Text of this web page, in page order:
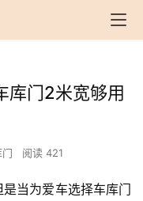
库门2米宽够用
阅读 421
当为爱车选择车库门